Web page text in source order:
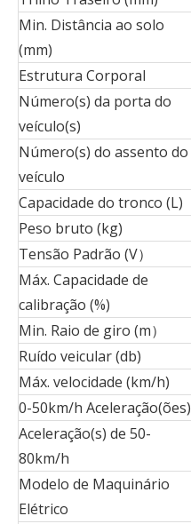
Min. Distância ao solo
(mm)
Estrutura Corporal
Número(s) da porta do
veículo(s)
Número(s) do assento do
veículo
Capacidade do tronco (L)
Peso bruto (kg)
Tensão Padrão (V）
Máx. Capacidade de
calibração (%)
Min. Raio de giro (m）
Ruído veicular (db)
Máx. velocidade (km/h)
0-50km/h Aceleração(ões)
Aceleração(s) de 50-
80km/h
Modelo de Maquinário
Elétrico